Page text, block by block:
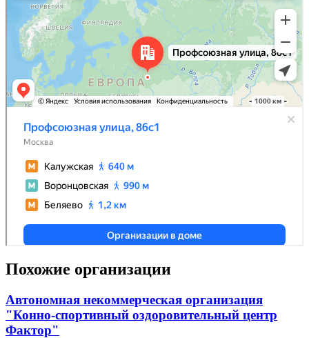
Похожие организации
Автономная некоммерческая организация
"Конно-спортивный оздоровительный центр
Фактор"